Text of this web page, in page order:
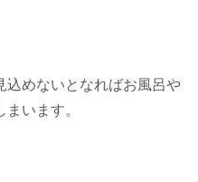
込めないとなればお風呂や
います。